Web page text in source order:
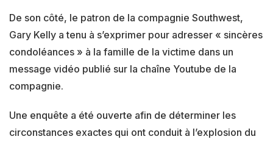
De son côté, le patron de la compagnie Southwest,
Gary Kelly a tenu à s’exprimer pour adresser « sincères
condoléances » à la famille de la victime dans un
message vidéo publié sur la chaîne Youtube de la
compagnie.
Une enquête a été ouverte afin de déterminer les
circonstances exactes qui ont conduit à l’explosion du